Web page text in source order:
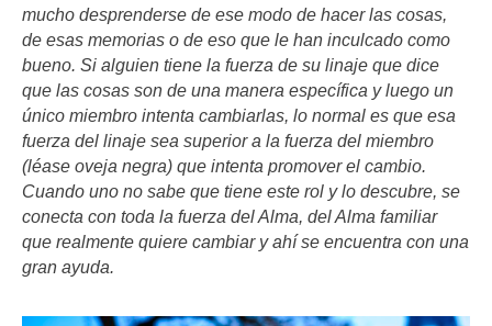
mucho desprenderse de ese modo de hacer las cosas,
de esas memorias o de eso que le han inculcado como
bueno. Si alguien tiene la fuerza de su linaje que dice
que las cosas son de una manera específica y luego un
único miembro intenta cambiarlas, lo normal es que esa
fuerza del linaje sea superior a la fuerza del miembro
(léase oveja negra) que intenta promover el cambio.
Cuando uno no sabe que tiene este rol y lo descubre, se
conecta con toda la fuerza del Alma, del Alma familiar
que realmente quiere cambiar y ahí se encuentra con una
gran ayuda.